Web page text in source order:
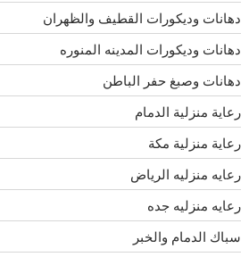
دهانات وديكورات القطيف والظهران
دهانات وديكورات المدينه المنوره
دهانات وصبغ حفر الباطن
رعاية منزلية الدمام
رعاية منزلية مكة
رعايه منزليه الرياض
رعايه منزليه جده
سباك الدمام والخبر